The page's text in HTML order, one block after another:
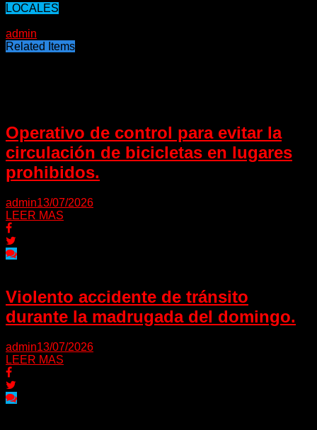
LOCALES
admin
Related Items
Operativo de control para evitar la
circulación de bicicletas en lugares
prohibidos.
admin13/07/2026
LEER MAS
Violento accidente de tránsito
durante la madrugada del domingo.
admin13/07/2026
LEER MAS